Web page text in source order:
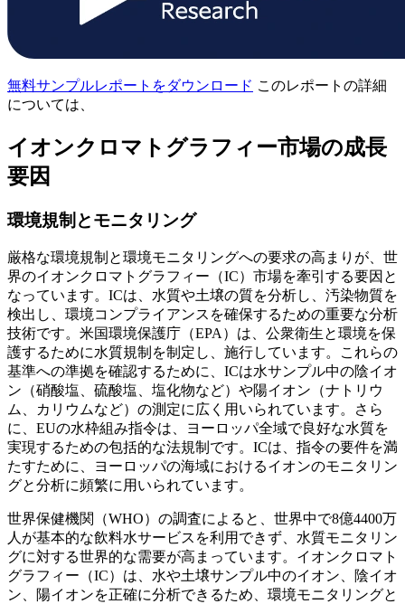
無料サンプルレポートをダウンロード このレポートの詳細
については、
イオンクロマトグラフィー市場の成長
要因
環境規制とモニタリング
厳格な環境規制と環境モニタリングへの要求の高まりが、世
界のイオンクロマトグラフィー（IC）市場を牽引する要因と
なっています。ICは、水質や土壌の質を分析し、汚染物質を
検出し、環境コンプライアンスを確保するための重要な分析
技術です。米国環境保護庁（EPA）は、公衆衛生と環境を保
護するために水質規制を制定し、施行しています。これらの
基準への準拠を確認するために、ICは水サンプル中の陰イオ
ン（硝酸塩、硫酸塩、塩化物など）や陽イオン（ナトリウ
ム、カリウムなど）の測定に広く用いられています。さら
に、EUの水枠組み指令は、ヨーロッパ全域で良好な水質を
実現するための包括的な法規制です。ICは、指令の要件を満
たすために、ヨーロッパの海域におけるイオンのモニタリン
グと分析に頻繁に用いられています。
世界保健機関（WHO）の調査によると、世界中で8億4400万
人が基本的な飲料水サービスを利用できず、水質モニタリン
グに対する世界的な需要が高まっています。イオンクロマト
グラフィー（IC）は、水や土壌サンプル中のイオン、陰イオ
ン、陽イオンを正確に分析できるため、環境モニタリングと